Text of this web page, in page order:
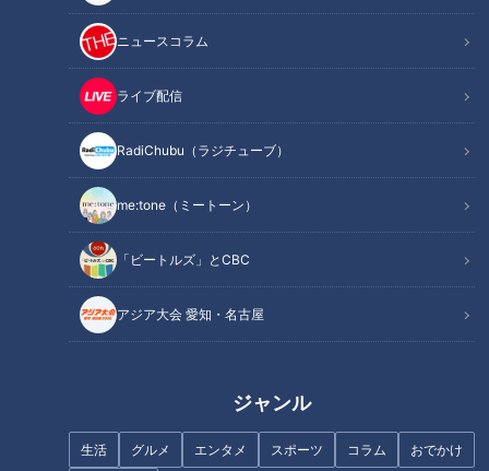
ニュースコラム
ライブ配信
RadiChubu（ラジチューブ）
me:tone（ミートーン）
「ビートルズ」とCBC
アジア大会 愛知・名古屋
ジャンル
生活 グルメ エンタメ スポーツ コラム おでかけ
この記事を見たあなたへのおすすめ
「さましておいしいのが当たり
前」名古屋駅売り上げNo.1駅弁
が半額で買える方法とは！？
生放送！デララバ大相撲！力士
が好きな名古屋めし２時間ＳＰ
手掘りの隧道！？ 道マニアが厳
選する、トンネルが普及する前